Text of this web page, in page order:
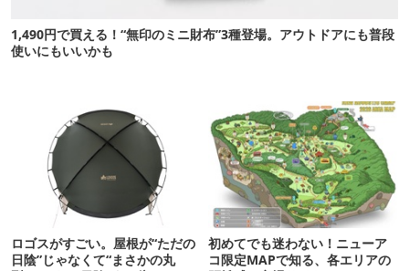
1,490円で買える！“無印のミニ財布”3種登場。アウトドアにも普段
使いにもいいかも
ロゴスがすごい。屋根が“ただの
日陰”じゃなくて“まさかの丸
初めてでも迷わない！ニューア
コ限定MAPで知る、各エリアの